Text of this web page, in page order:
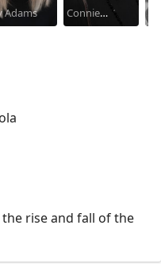
Adams
Connie
rise and fall of the